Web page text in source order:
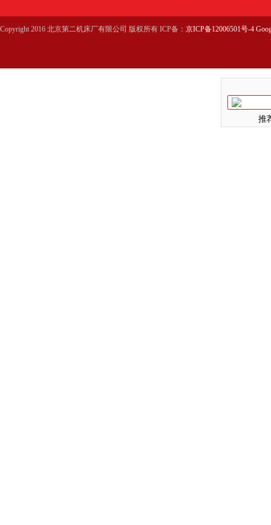
Copyright 2016 北京第二机床厂有限公司 版权所有 ICP备： 京ICP备12006501号-4
推